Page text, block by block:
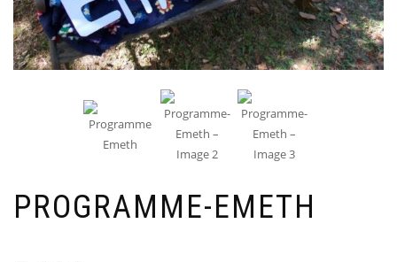
PROGRAMME-EMETH